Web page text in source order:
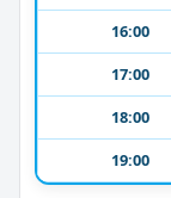
16:00
17:00
18:00
19:00